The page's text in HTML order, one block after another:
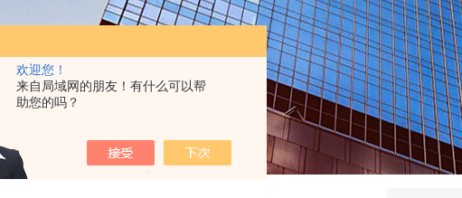
欢迎您！
来自局域网的朋友！有什么可以帮
助您的吗？